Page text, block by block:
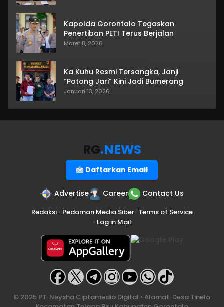
Kapolda Gorontalo Tegaskan
Penertiban PETI Terus Berjalan
Maret 8, 2026
Ka Kuhu Resmi Tersangka, Janji
“Potong Jari” Kini Jadi Bumerang
Januari 13, 2026
RG.NEWS
Daftarkan Email
Advertise Career Contact Us
Redaksi• Pedoman Media Siber• Terms of Service
• Log in Mail
© 2025 PT. Neysha Ciptamedia Digital • Alamat: Desa Tinelo